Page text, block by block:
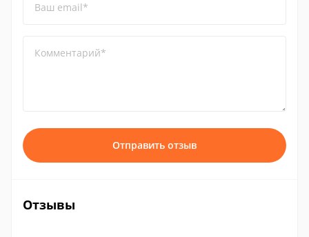
Ваш email*
Комментарий*
Отправить отзыв
Отзывы